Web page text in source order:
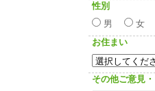
性別
男
女
お住まい
その他ご意見